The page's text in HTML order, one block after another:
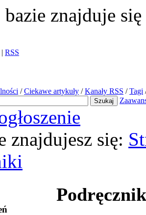
bazie znajduje się
| RSS
/ Ciekawe artykuły / Kanały RSS / Tagi
znajdujesz się: